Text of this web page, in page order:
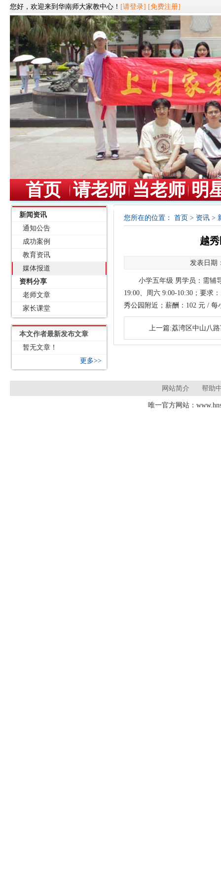
您好，欢迎来到华南师大家教中心！ [请登录] [免费注册]
首页 请老师 当老师 明
新闻资讯
通知公告
成功案例
教育资讯
媒体报道
资料分享
老师文章
家长课堂
本文作者最新发布文章
暂无文章！
更多>>
您所在的位置： 首页 > 资讯 >
越
发表日期
小学五年级 男学员：需辅
19:00、周六 9:00-10:30；要求
秀公园附近；薪酬：102 元 / 每
上一篇:荔湾区中山八
网站简介 帮助
唯一官方网站：